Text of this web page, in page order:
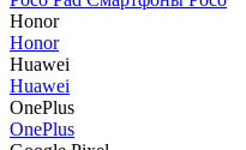
Honor
Honor
Huawei
Huawei
OnePlus
OnePlus